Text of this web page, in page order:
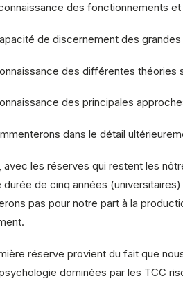
des fonctionnements
de discernement des
des différentes théories
des principales
dans le détail
avec les réserves qui restent les
durée de cinq années
pas pour notre part à la
réserve provient du fait que
dominées par les TCC